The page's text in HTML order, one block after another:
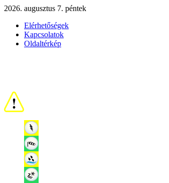
2026. augusztus 7. péntek
Elérhetőségek
Kapcsolatok
Oldaltérkép